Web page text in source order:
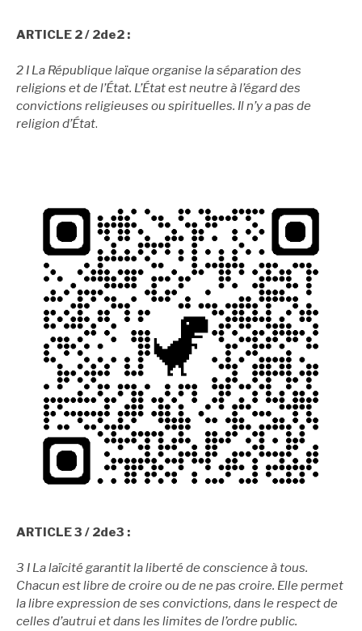
ARTICLE 2 / 2de2 :
2 I La République laïque organise la séparation des
religions et de l’État. L’État est neutre à l’égard des
convictions religieuses ou spirituelles. Il n’y a pas de
religion d’État.
ARTICLE 3 / 2de3 :
3 I La laïcité garantit la liberté de conscience à tous.
Chacun est libre de croire ou de ne pas croire. Elle permet
la libre expression de ses convictions, dans le respect de
celles d’autrui et dans les limites de l’ordre public.